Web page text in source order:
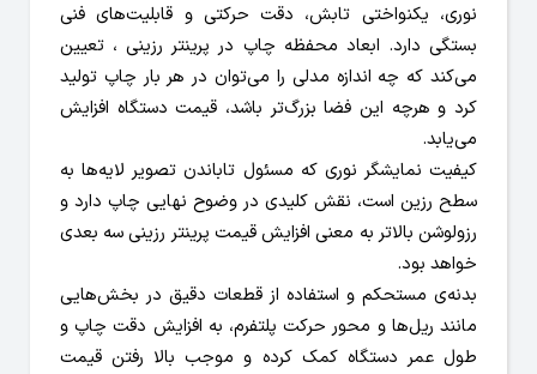
نوری، یکنواختی تابش، دقت حرکتی و قابلیت‌های فنی
بستگی دارد. ابعاد محفظه چاپ در پرینتر رزینی ، تعیین
می‌کند که چه اندازه مدلی را می‌توان در هر بار چاپ تولید
کرد و هرچه این فضا بزرگ‌تر باشد، قیمت دستگاه افزایش
می‌یابد.
کیفیت نمایشگر نوری که مسئول تاباندن تصویر لایه‌ها به
سطح رزین است، نقش کلیدی در وضوح نهایی چاپ دارد و
رزولوشن بالاتر به معنی افزایش قیمت پرینتر رزینی سه بعدی
خواهد بود.
بدنه‌ی مستحکم و استفاده از قطعات دقیق در بخش‌هایی
مانند ریل‌ها و محور حرکت پلتفرم، به افزایش دقت چاپ و
طول عمر دستگاه کمک کرده و موجب بالا رفتن قیمت